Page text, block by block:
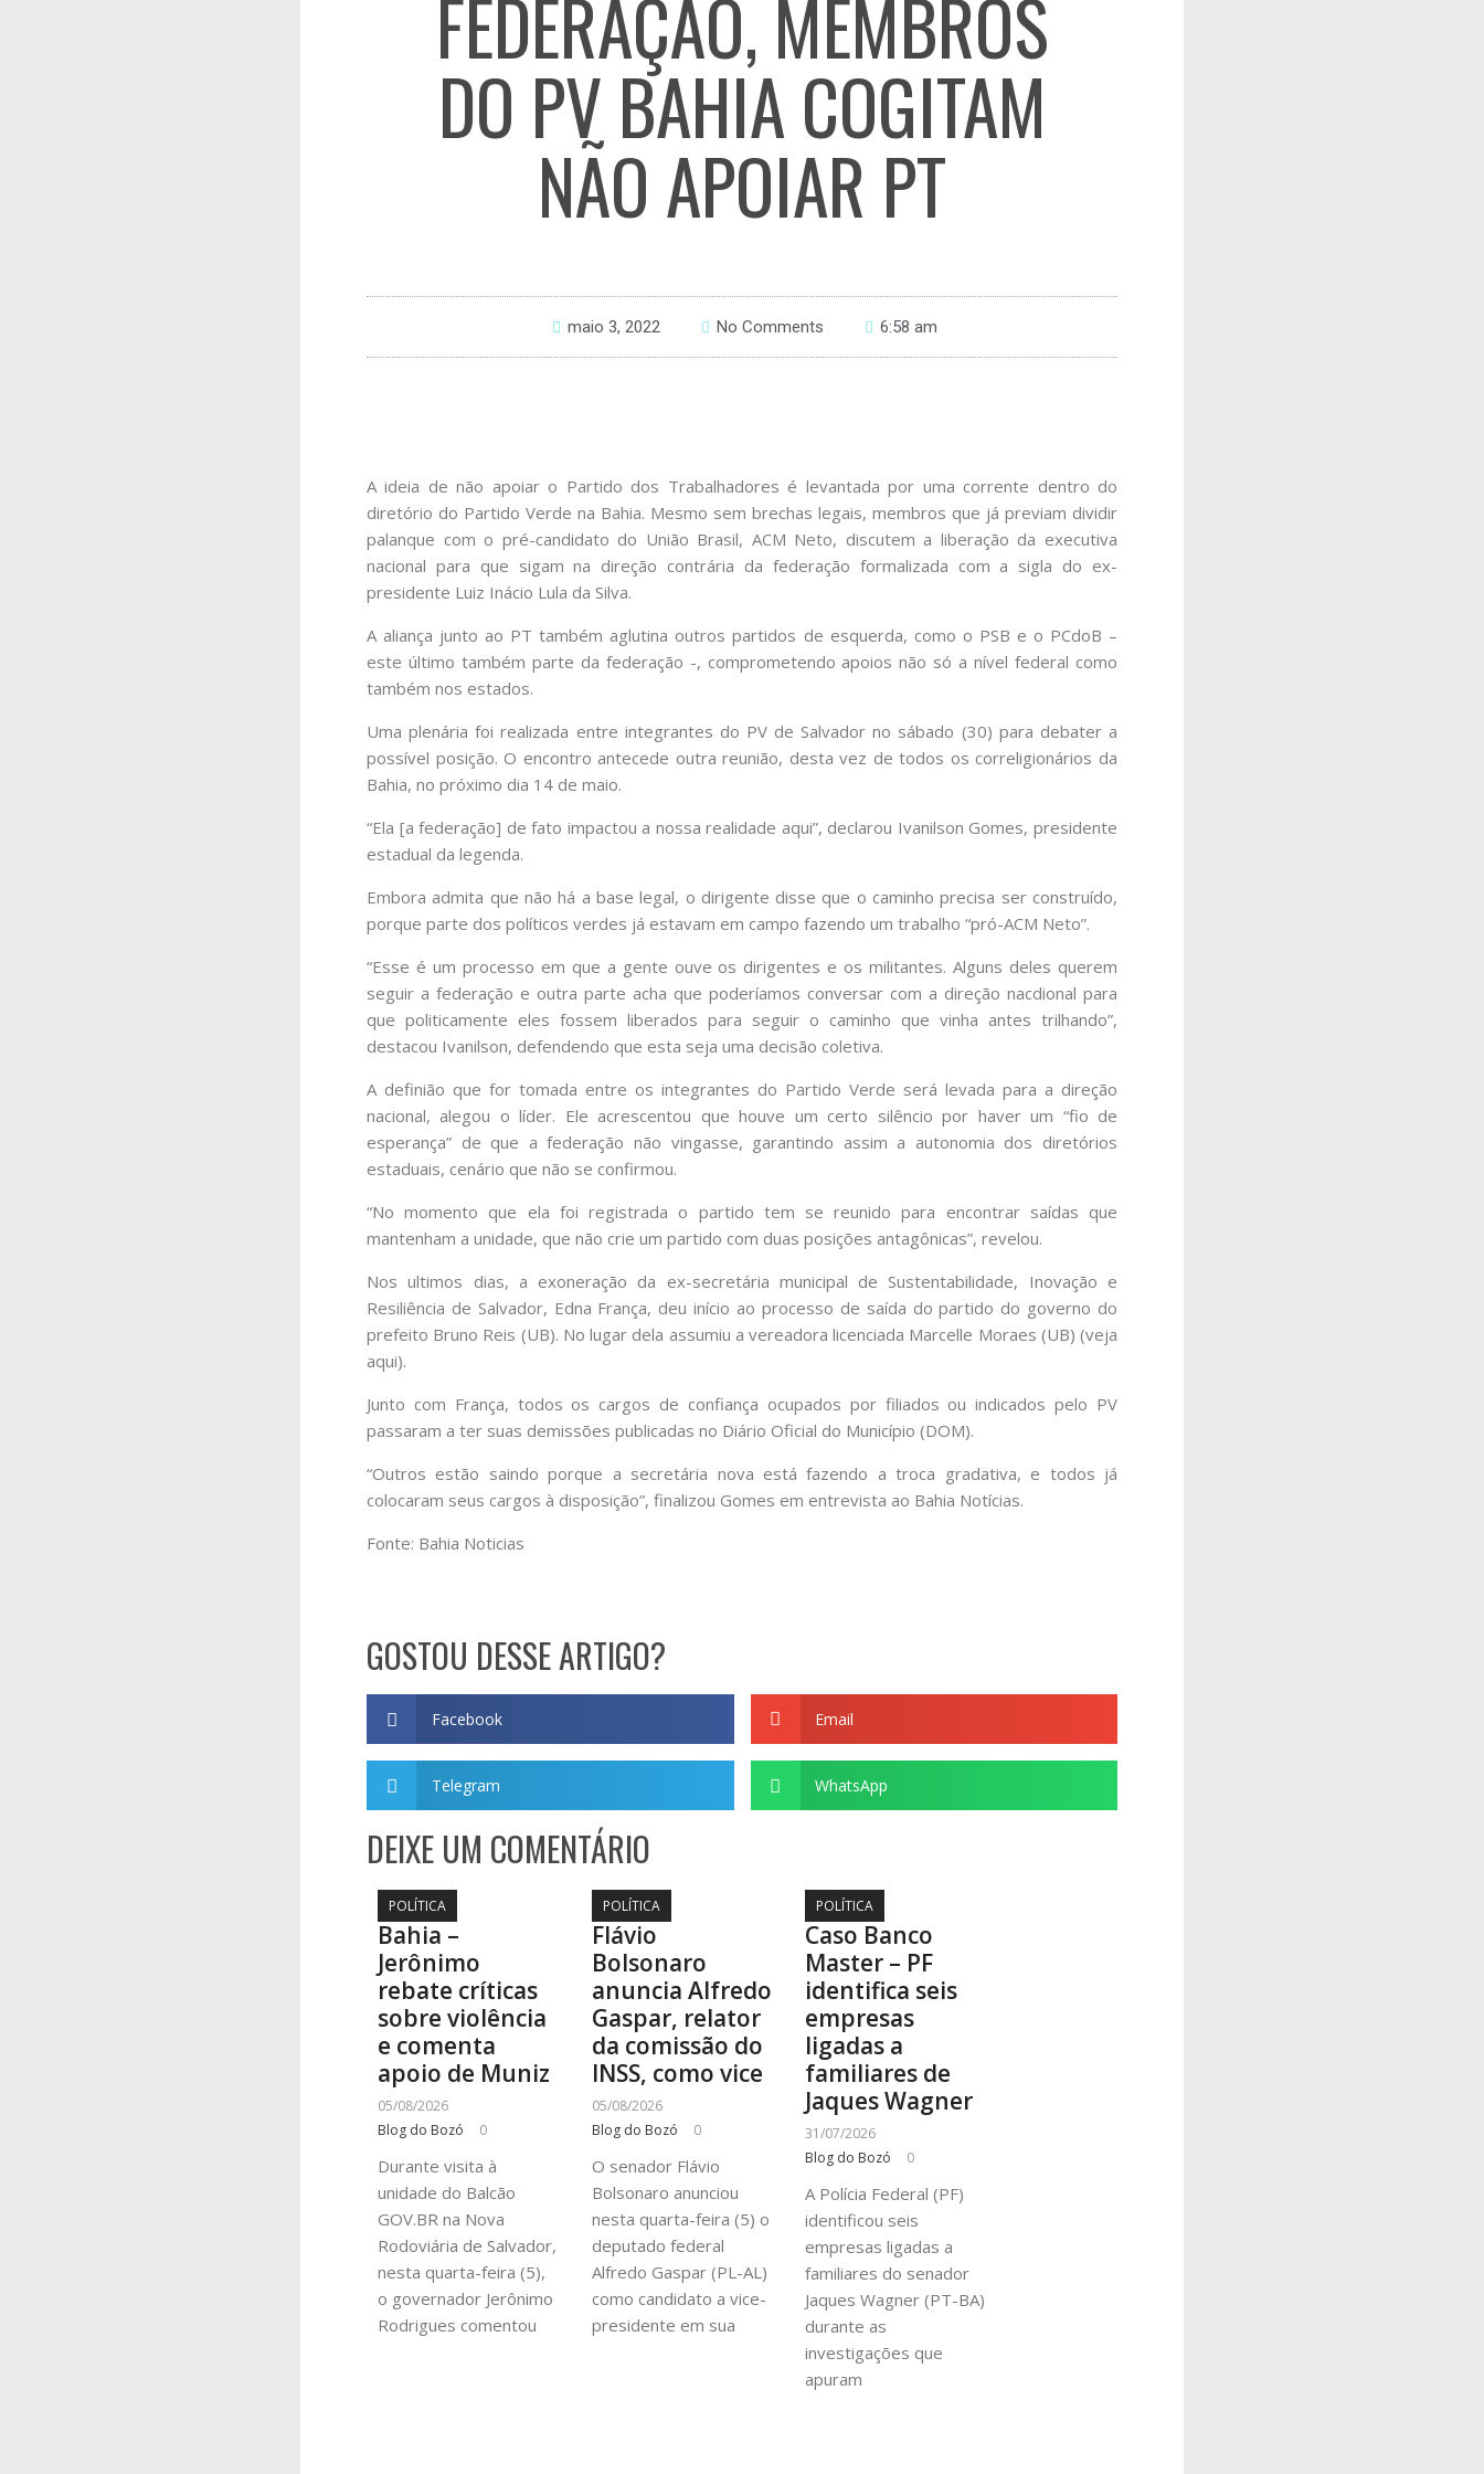
FEDERAÇÃO, MEMBROS
DO PV BAHIA COGITAM
NÃO APOIAR PT
maio 3, 2022 No Comments 6:58 am
A ideia de não apoiar o Partido dos Trabalhadores é levantada por uma corrente dentro do
diretório do Partido Verde na Bahia. Mesmo sem brechas legais, membros que já previam dividir
palanque com o pré-candidato do União Brasil, ACM Neto, discutem a liberação da executiva
nacional para que sigam na direção contrária da federação formalizada com a sigla do ex-
presidente Luiz Inácio Lula da Silva.
A aliança junto ao PT também aglutina outros partidos de esquerda, como o PSB e o PCdoB –
este último também parte da federação -, comprometendo apoios não só a nível federal como
também nos estados.
Uma plenária foi realizada entre integrantes do PV de Salvador no sábado (30) para debater a
possível posição. O encontro antecede outra reunião, desta vez de todos os correligionários da
Bahia, no próximo dia 14 de maio.
“Ela [a federação] de fato impactou a nossa realidade aqui”, declarou Ivanilson Gomes, presidente
estadual da legenda.
Embora admita que não há a base legal, o dirigente disse que o caminho precisa ser construído,
porque parte dos políticos verdes já estavam em campo fazendo um trabalho “pró-ACM Neto”.
“Esse é um processo em que a gente ouve os dirigentes e os militantes. Alguns deles querem
seguir a federação e outra parte acha que poderíamos conversar com a direção nacdional para
que politicamente eles fossem liberados para seguir o caminho que vinha antes trilhando”,
destacou Ivanilson, defendendo que esta seja uma decisão coletiva.
A definião que for tomada entre os integrantes do Partido Verde será levada para a direção
nacional, alegou o líder. Ele acrescentou que houve um certo silêncio por haver um “fio de
esperança” de que a federação não vingasse, garantindo assim a autonomia dos diretórios
estaduais, cenário que não se confirmou.
“No momento que ela foi registrada o partido tem se reunido para encontrar saídas que
mantenham a unidade, que não crie um partido com duas posições antagônicas”, revelou.
Nos ultimos dias, a exoneração da ex-secretária municipal de Sustentabilidade, Inovação e
Resiliência de Salvador, Edna França, deu início ao processo de saída do partido do governo do
prefeito Bruno Reis (UB). No lugar dela assumiu a vereadora licenciada Marcelle Moraes (UB) (veja
aqui).
Junto com França, todos os cargos de confiança ocupados por filiados ou indicados pelo PV
passaram a ter suas demissões publicadas no Diário Oficial do Município (DOM).
“Outros estão saindo porque a secretária nova está fazendo a troca gradativa, e todos já
colocaram seus cargos à disposição”, finalizou Gomes em entrevista ao Bahia Notícias.
Fonte: Bahia Noticias
GOSTOU DESSE ARTIGO?
Facebook Email
Telegram WhatsApp
DEIXE UM COMENTÁRIO
POLÍTICA
Bahia –
Jerônimo
rebate críticas
sobre violência
e comenta
apoio de Muniz
05/08/2026
Blog do Bozó
0
Durante visita à
unidade do Balcão
GOV.BR na Nova
Rodoviária de Salvador,
nesta quarta-feira (5),
o governador Jerônimo
Rodrigues comentou
POLÍTICA
Flávio
Bolsonaro
anuncia Alfredo
Gaspar, relator
da comissão do
INSS, como vice
05/08/2026
Blog do Bozó
0
O senador Flávio
Bolsonaro anunciou
nesta quarta-feira (5) o
deputado federal
Alfredo Gaspar (PL-AL)
como candidato a vice-
presidente em sua
POLÍTICA
Caso Banco
Master – PF
identifica seis
empresas
ligadas a
familiares de
Jaques Wagner
31/07/2026
Blog do Bozó
0
A Polícia Federal (PF)
identificou seis
empresas ligadas a
familiares do senador
Jaques Wagner (PT-BA)
durante as
investigações que
apuram